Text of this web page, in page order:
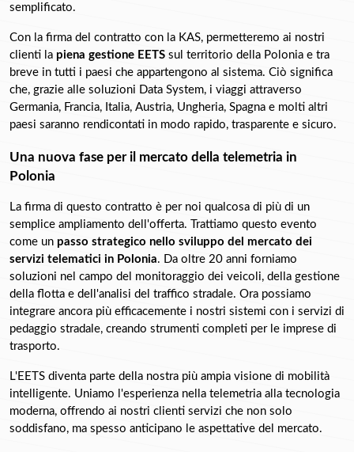
semplificato.
Con la firma del contratto con la KAS, permetteremo ai nostri
clienti la piena gestione EETS sul territorio della Polonia e tra
breve in tutti i paesi che appartengono al sistema. Ciò significa
che, grazie alle soluzioni Data System, i viaggi attraverso
Germania, Francia, Italia, Austria, Ungheria, Spagna e molti altri
paesi saranno rendicontati in modo rapido, trasparente e sicuro.
Una nuova fase per il mercato della telemetria in
Polonia
La firma di questo contratto è per noi qualcosa di più di un
semplice ampliamento dell'offerta. Trattiamo questo evento
come un passo strategico nello sviluppo del mercato dei
servizi telematici in Polonia. Da oltre 20 anni forniamo
soluzioni nel campo del monitoraggio dei veicoli, della gestione
della flotta e dell'analisi del traffico stradale. Ora possiamo
integrare ancora più efficacemente i nostri sistemi con i servizi di
pedaggio stradale, creando strumenti completi per le imprese di
trasporto.
L'EETS diventa parte della nostra più ampia visione di mobilità
intelligente. Uniamo l'esperienza nella telemetria alla tecnologia
moderna, offrendo ai nostri clienti servizi che non solo
soddisfano, ma spesso anticipano le aspettative del mercato.